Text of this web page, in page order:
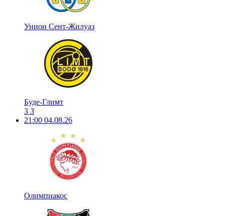
Унион Сент-Жилуаз
Буде-Глимт
3 3
21:00 04.08.26
Олимпиакос